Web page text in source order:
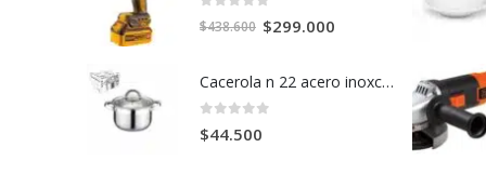
$438.600 El
original
era:
$299.000
actual Cacerola n 22 acero inoxcidable t fondo c/u
$44.500